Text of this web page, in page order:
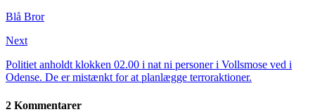
Blå Bror
Next
Politiet anholdt klokken 02.00 i nat ni personer i Vollsmose ved i
Odense. De er mistænkt for at planlægge terroraktioner.
2 Kommentarer